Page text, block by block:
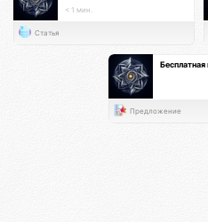
< 1 мин.
Статья
Бесплатная
Предложение